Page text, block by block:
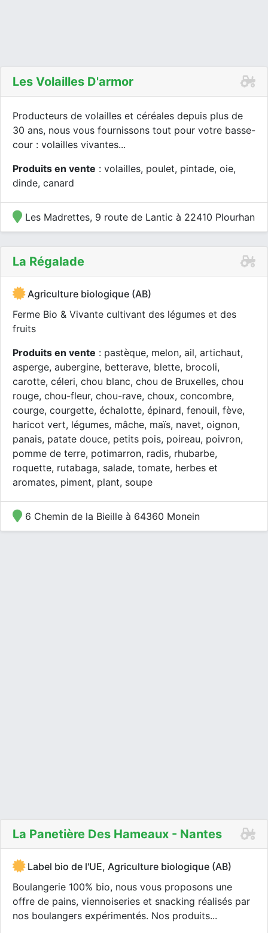
Les Volailles D'armor
Producteurs de volailles et céréales depuis plus de
30 ans, nous vous fournissons tout pour votre basse-
cour : volailles vivantes...
Produits en vente : volailles, poulet, pintade, oie,
dinde, canard
Les Madrettes, 9 route de Lantic à 22410 Plourhan
La Régalade
Agriculture biologique (AB)
Ferme Bio & Vivante cultivant des légumes et des
fruits
Produits en vente : pastèque, melon, ail, artichaut,
asperge, aubergine, betterave, blette, brocoli,
carotte, céleri, chou blanc, chou de Bruxelles, chou
rouge, chou-fleur, chou-rave, choux, concombre,
courge, courgette, échalotte, épinard, fenouil, fève,
haricot vert, légumes, mâche, maïs, navet, oignon,
panais, patate douce, petits pois, poireau, poivron,
pomme de terre, potimarron, radis, rhubarbe,
roquette, rutabaga, salade, tomate, herbes et
aromates, piment, plant, soupe
6 Chemin de la Bieille à 64360 Monein
La Panetière Des Hameaux - Nantes
Label bio de l'UE, Agriculture biologique (AB)
Boulangerie 100% bio, nous vous proposons une
offre de pains, viennoiseries et snacking réalisés par
nos boulangers expérimentés. Nos produits...